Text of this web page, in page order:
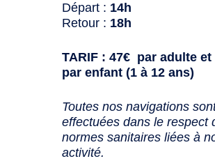
Départ : 14h
Retour : 18h
TARIF : 47€ par adulte et
par enfant (1 à 12 ans)
Toutes nos navigations
effectuées dans le respect
normes sanitaires liées à
activité.